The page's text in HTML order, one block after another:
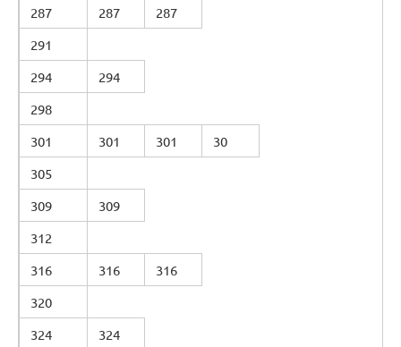
287
287
287
291
294
294
298
301
301 301
30
305
309
309
312
316
316
316
320
324
324